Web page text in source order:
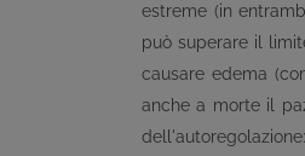
estreme (in
può superare il
causare edema
anche a morte il